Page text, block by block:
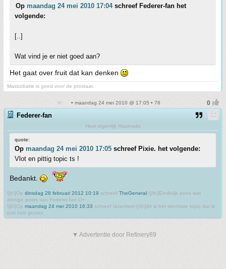
Op maandag 24 mei 2010 17:04schreef Federer-fan het
volgende:
[..]
Wat vind je er niet goed aan?
Het gaat over fruit dat kan denken
Masturbatie is goed voor de prostaat.
• maandag 24 mei 2010 @ 17:05 • 78
Federer-fan
Heet eigenlijk Haainado
quote:
Op maandag 24 mei 2010 17:05 schreef Pixie. het volgende:
Vlot en pittig topic ts !
Bedankt.
\[b\]Op dinsdag 28 februari 2012 10:19 schreef TheGeneral:\[/b\]Eindelijk eens wat
zinnige posts van Federer-fan O+ .
\[b\]Op maandag 24 mei 2010 16:33 schreef tarantism:\[/b\]dit is het slechtste topic dat ik
ooit heb gezien
▼ Advertentie door Refinery89